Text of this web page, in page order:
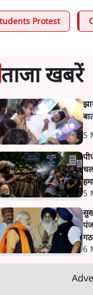
Protest
ताजा खबरें
5
5
6